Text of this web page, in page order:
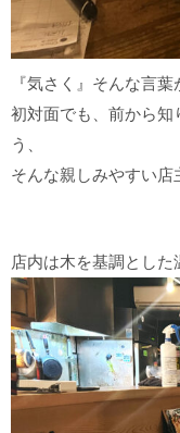
『気さく』そんな言葉
初対面でも、前から知
う、
そんな親しみやすい店
店内は木を基調とした